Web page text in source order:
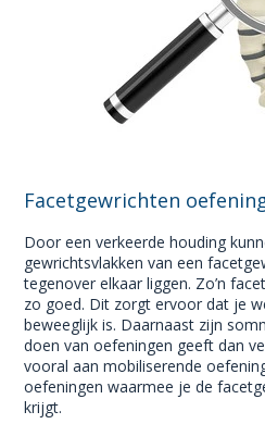
Facetgewrichten
Door een verkeerde houding
gewrichtsvlakken van een
tegenover elkaar liggen. Zo’n
zo goed. Dit zorgt ervoor dat je
beweeglijk is. Daarnaast zijn
doen van oefeningen geeft dan
vooral aan mobiliserende
oefeningen waarmee je de
krijgt.